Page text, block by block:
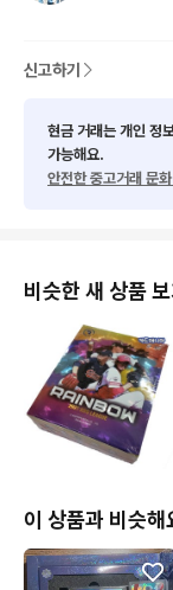
신고하기
현금 거래는 개인 정
가능해요.
안전한 중고거래 문화
비슷한 새 상품 보
이 상품과 비슷해